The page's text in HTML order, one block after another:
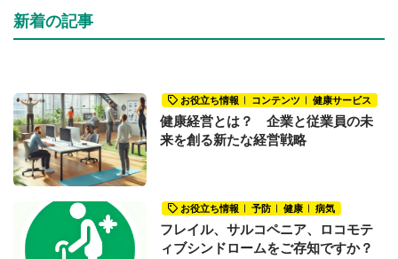
新着の記事
お役立ち情報 コンテンツ 健康サービス
健康経営とは？ 企業と従業員の未
来を創る新たな経営戦略
お役立ち情報 予防 健康 病気
フレイル、サルコペニア、ロコモテ
ィブシンドロームをご存知ですか？